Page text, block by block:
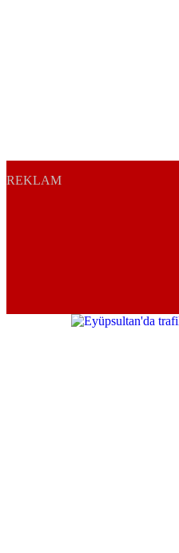
REKLAM